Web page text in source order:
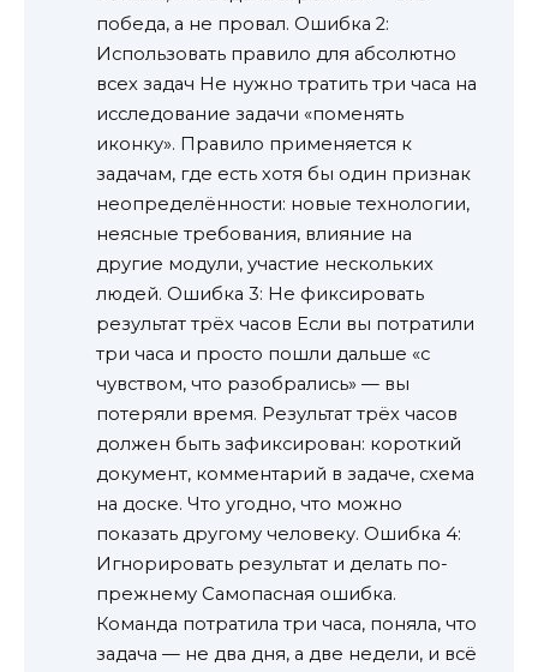
победа, а не провал. Ошибка 2:
Использовать правило для абсолютно
всех задач Не нужно тратить три часа на
исследование задачи «поменять
иконку». Правило применяется к
задачам, где есть хотя бы один признак
неопределённости: новые технологии,
неясные требования, влияние на
другие модули, участие нескольких
людей. Ошибка 3: Не фиксировать
результат трёх часов Если вы потратили
три часа и просто пошли дальше «с
чувством, что разобрались» — вы
потеряли время. Результат трёх часов
должен быть зафиксирован: короткий
документ, комментарий в задаче, схема
на доске. Что угодно, что можно
показать другому человеку. Ошибка 4:
Игнорировать результат и делать по-
прежнему Самопасная ошибка.
Команда потратила три часа, поняла, что
задача — не два дня, а две недели, и всё